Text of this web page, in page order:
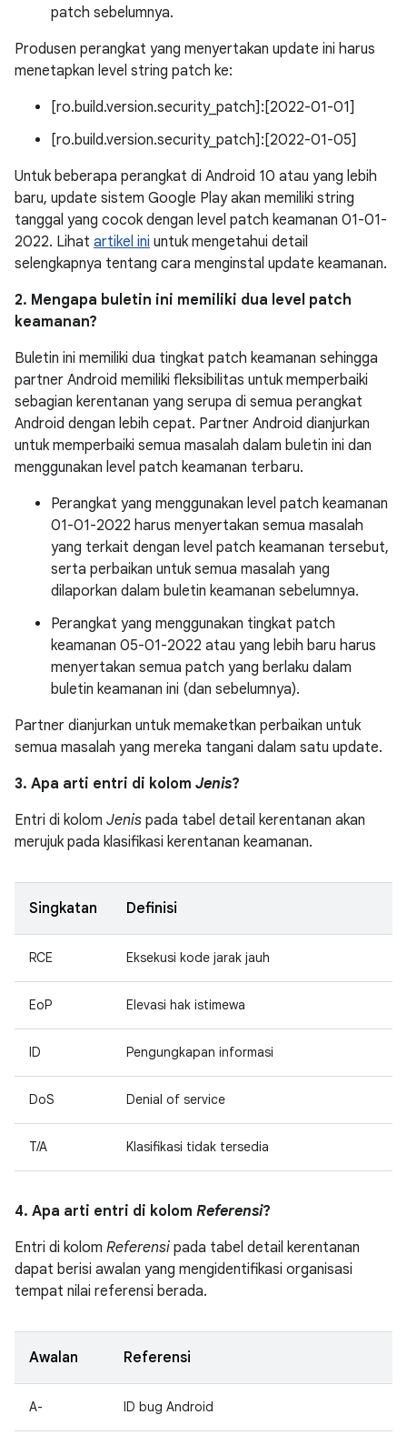
patch sebelumnya.
Produsen perangkat yang menyertakan update ini harus
menetapkan level string patch ke:
[ro.build.version.security_patch]:[2022-01-01]
[ro.build.version.security_patch]:[2022-01-05]
Untuk beberapa perangkat di Android 10 atau yang lebih
baru, update sistem Google Play akan memiliki string
tanggal yang cocok dengan level patch keamanan 01-01-
2022. Lihat artikel ini untuk mengetahui detail
selengkapnya tentang cara menginstal update keamanan.
2. Mengapa buletin ini memiliki dua level patch
keamanan?
Buletin ini memiliki dua tingkat patch keamanan sehingga
partner Android memiliki fleksibilitas untuk memperbaiki
sebagian kerentanan yang serupa di semua perangkat
Android dengan lebih cepat. Partner Android dianjurkan
untuk memperbaiki semua masalah dalam buletin ini dan
menggunakan level patch keamanan terbaru.
Perangkat yang menggunakan level patch keamanan
01-01-2022 harus menyertakan semua masalah
yang terkait dengan level patch keamanan tersebut,
serta perbaikan untuk semua masalah yang
dilaporkan dalam buletin keamanan sebelumnya.
Perangkat yang menggunakan tingkat patch
keamanan 05-01-2022 atau yang lebih baru harus
menyertakan semua patch yang berlaku dalam
buletin keamanan ini (dan sebelumnya).
Partner dianjurkan untuk memaketkan perbaikan untuk
semua masalah yang mereka tangani dalam satu update.
3. Apa arti entri di kolom Jenis?
Entri di kolom Jenis pada tabel detail kerentanan akan
merujuk pada klasifikasi kerentanan keamanan.
Singkatan Definisi
RCE Eksekusi kode jarak jauh
EoP Elevasi hak istimewa
ID Pengungkapan informasi
DoS Denial of service
T/A Klasifikasi tidak tersedia
4. Apa arti entri di kolom Referensi?
Entri di kolom Referensi pada tabel detail kerentanan
dapat berisi awalan yang mengidentifikasi organisasi
tempat nilai referensi berada.
Awalan Referensi
A- ID bug Android